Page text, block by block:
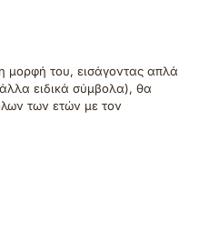
μορφή του, εισάγοντας απλά
ειδικά σύμβολα), θα
των ετών με τον